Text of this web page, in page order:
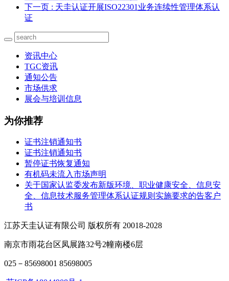
下一页 : 天圭认证开展ISO22301业务连续性管理体系认
证
资讯中心
TGC资讯
通知公告
市场供求
展会与培训信息
为你推荐
证书注销通知书
证书注销通知书
暂停证书恢复通知
有机码未流入市场声明
关于国家认监委发布新版环境、职业健康安全、信息安
全、信息技术服务管理体系认证规则实施要求的告客户
书
江苏天圭认证有限公司 版权所有 20018-2028
南京市雨花台区凤展路32号2幢南楼6层
025－85698001 85698005